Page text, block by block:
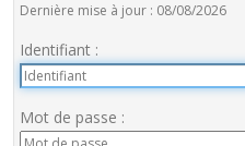
Dernière mise à jour : 08/08/2026
Identifiant :
Mot de passe :